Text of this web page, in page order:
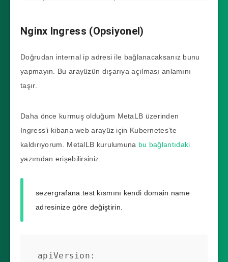
prometheus-stack-grafana-
777fc5f879-qrfqt
3/3     Running   0
2m36s
prometheus-stack-prometheus-
node-exporter-8mnnh
prometheus-stack-prometheus-
Nginx Ingress (Opsiyonel)
Doğrudan internal ip adresi ile bağlanacaksanız bunu
yapmayın. Bu arayüzün dışarıya açılması anlamını
taşır.
Daha önce kurmuş olduğum MetaLB üzerinden
Ingress’i kibana web arayüz için Kubernetes’te
kaldırıyorum. MetalLB kurulumuna bu bağlantıdaki
yazımdan erişebilirsiniz.
sezergrafana.test kısmını kendi domain name
adresinize göre değiştirin.
apiVersion: